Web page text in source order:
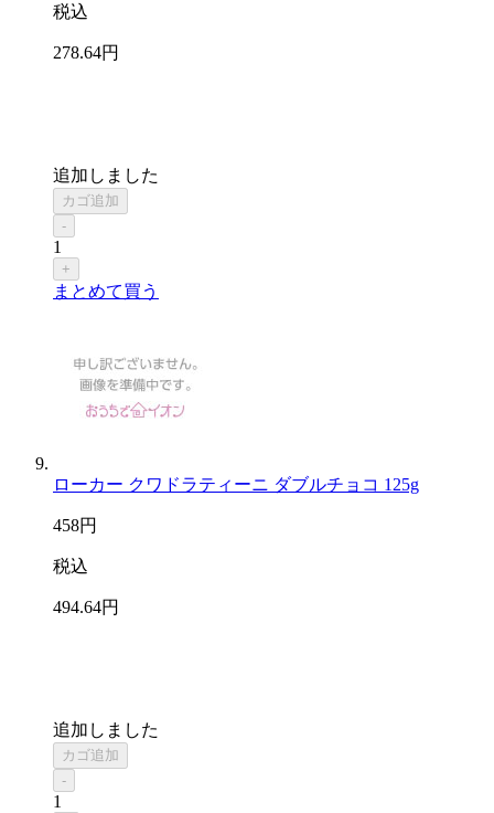
税込
278.64円
追加しました
カゴ追加
-
1
+
まとめて買う
ローカー クワドラティーニ ダブルチョコ 125g
458円
税込
494.64円
追加しました
カゴ追加
-
1